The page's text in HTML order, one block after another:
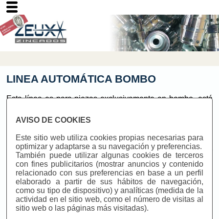
AVISO DE COOKIES
Este sitio web utiliza cookies propias necesarias para
optimizar y adaptarse a su navegación y preferencias.
También puede utilizar algunas cookies de terceros
con fines publicitarios (mostrar anuncios y contenido
relacionado con sus preferencias en base a un perfil
elaborado a partir de sus hábitos de navegación,
como su tipo de dispositivo) y analíticas (medida de la
actividad en el sitio web, como el número de visitas al
sitio web o las páginas más visitadas).
LINEA AUTOMÁTICA BOMBO
Esta línea es para piezas exclusivamente en bombo, está
un carro, un cuadro de control mediante PLC, dispone de
dosificadores automáticos para adicionar los productos
necesarios a los baños de zinc, contando con cuatro
posiciones de zincado. Asimismo dispone de la opción de
GIRO OSCILANTE en los bombos, permitiéndonos reducir
el golpeo en roscas.
El proceso de la linea automática bombo es:
CARGA Y DESCARGA - DESENGRASE QUÍMICO -
ACLARADO - ACLARADO - DECAPADO -